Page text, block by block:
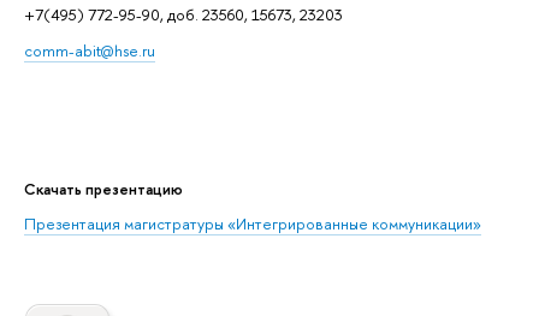
+7(495) 772-95-90, доб. 23560, 15673, 23203
comm-abit@hse.ru
Скачать презентацию
Презентация магистратуры «Интегрированные коммуникации»